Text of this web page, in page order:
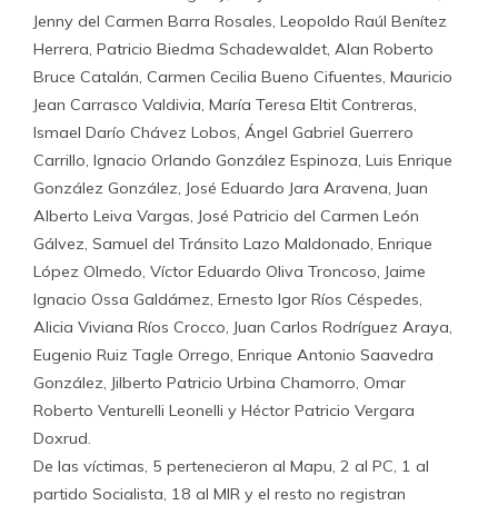
Jenny del Carmen Barra Rosales, Leopoldo Raúl Benítez
Herrera, Patricio Biedma Schadewaldet, Alan Roberto
Bruce Catalán, Carmen Cecilia Bueno Cifuentes, Mauricio
Jean Carrasco Valdivia, María Teresa Eltit Contreras,
Ismael Darío Chávez Lobos, Ángel Gabriel Guerrero
Carrillo, Ignacio Orlando González Espinoza, Luis Enrique
González González, José Eduardo Jara Aravena, Juan
Alberto Leiva Vargas, José Patricio del Carmen León
Gálvez, Samuel del Tránsito Lazo Maldonado, Enrique
López Olmedo, Víctor Eduardo Oliva Troncoso, Jaime
Ignacio Ossa Galdámez, Ernesto Igor Ríos Céspedes,
Alicia Viviana Ríos Crocco, Juan Carlos Rodríguez Araya,
Eugenio Ruiz Tagle Orrego, Enrique Antonio Saavedra
González, Jilberto Patricio Urbina Chamorro, Omar
Roberto Venturelli Leonelli y Héctor Patricio Vergara
Doxrud.
De las víctimas, 5 pertenecieron al Mapu, 2 al PC, 1 al
partido Socialista, 18 al MIR y el resto no registran